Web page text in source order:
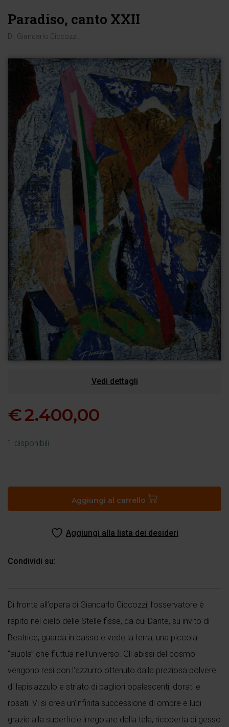
Paradiso, canto XXII
Di: Giancarlo Ciccozzi
Vedi dettagli
€2.400,00
1 disponibili
quantità
Aggiungi al carrello
Aggiungi alla lista dei desideri
Condividi su:
Di fronte all’opera di Giancarlo Ciccozzi, l’osservatore è
rapito nel cielo delle Stelle fisse, da cui Dante, su invito di
Beatrice, guarda in basso e vede la terra, una piccola
“aiuola” che fluttua nell’universo. Gli abissi del cosmo
vengono resi con l’azzurro ottenuto dalla preziosa polvere
di lapislazzulo e striato di bagliori opalescenti, dorati e
rosati. Vi si crea un’infinita successione di ombre e luci
grazie alla superficie irregolare della tela, ricoperta di gesso